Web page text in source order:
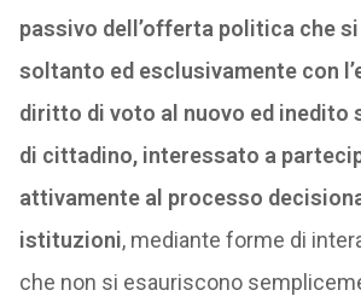
passivo dell’offerta politica che
soltanto ed esclusivamente con
diritto di voto al nuovo ed inedito
di cittadino, interessato a
attivamente al processo
istituzioni, mediante forme di
che non si esauriscono